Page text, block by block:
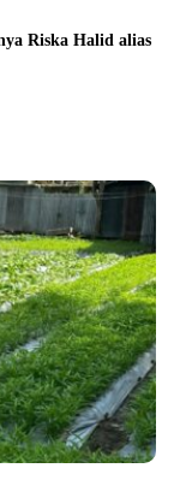
Riska Halid alias